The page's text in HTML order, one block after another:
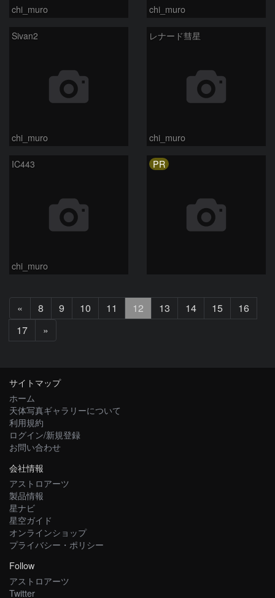
chi_muro chi_muro
Sivan2
chi_muro
レナード彗星
chi_muro
IC443
chi_muro
PR
«
へ
8 9 10 11 12 13 14 15
16
17
»
へ
サイトマップ
ホーム
天体写真ギャラリーについて
利用規約
ログイン/新規登録
お問い合わせ
会社情報
アストロアーツ
製品情報
星ナビ
星空ガイド
オンラインショップ
プライバシー・ポリシー
Follow
アストロアーツ
Twitter